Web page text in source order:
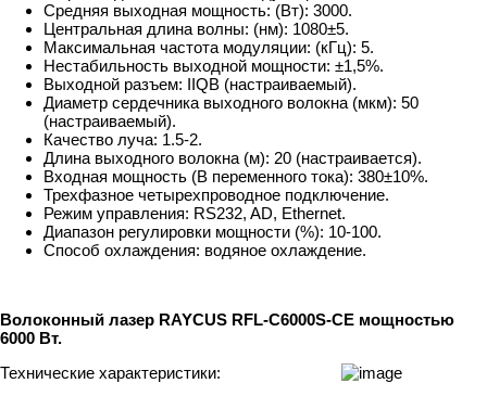
Средняя выходная мощность: (Вт): 3000.
Центральная длина волны: (нм): 1080±5.
Максимальная частота модуляции: (кГц): 5.
Нестабильность выходной мощности: ±1,5%.
Выходной разъем: IIQB (настраиваемый).
Диаметр сердечника выходного волокна (мкм): 50
(настраиваемый).
Качество луча: 1.5-2.
Длина выходного волокна (м): 20 (настраивается).
Входная мощность (В переменного тока): 380±10%.
Трехфазное четырехпроводное подключение.
Режим управления: RS232, AD, Ethernet.
Диапазон регулировки мощности (%): 10-100.
Способ охлаждения: водяное охлаждение.
Волоконный лазер RAYCUS RFL-C6000S-CE мощностью
6000 Вт.
Технические характеристики: